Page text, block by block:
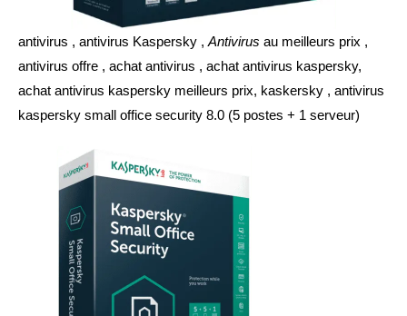
antivirus , antivirus Kaspersky , Antivirus au meilleurs prix ,
antivirus offre , achat antivirus , achat antivirus kaspersky,
achat antivirus kaspersky meilleurs prix, kaskersky , antivirus
kaspersky small office security 8.0 (5 postes + 1 serveur)